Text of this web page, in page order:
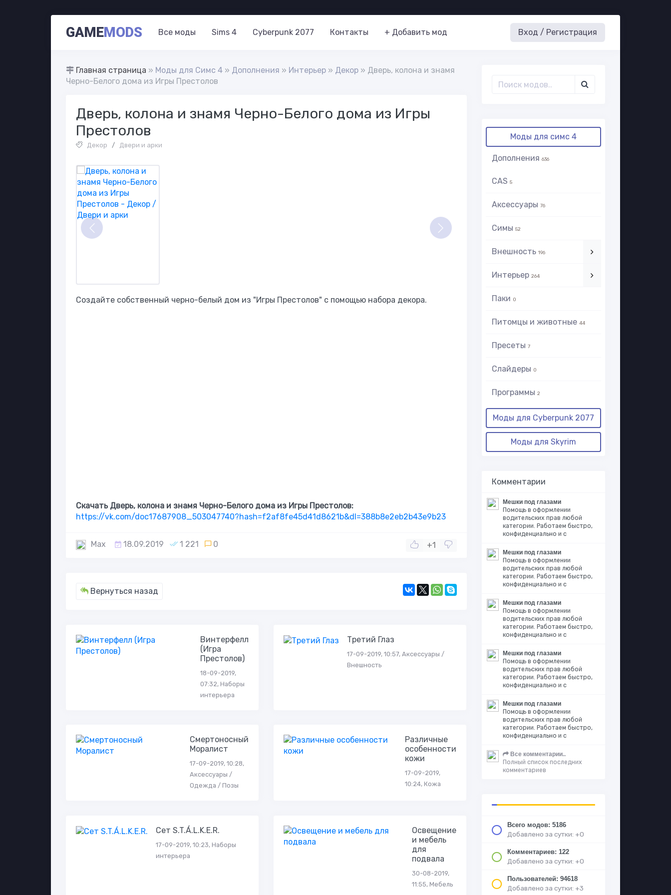
GAMEMODS Все моды Sims 4 Cyberpunk 2077 Контакты + Добавить мод Вход / Регистрация
Главная страница » Моды для Симс 4 » Дополнения » Интерьер » Декор » Дверь, колона и знамя
Черно-Белого дома из Игры Престолов
Дверь, колона и знамя Черно-Белого дома из Игры
Престолов
Декор / Двери и арки
Создайте собственный черно-белый дом из "Игры Престолов" с помощью набора декора.
Скачать Дверь, колона и знамя Черно-Белого дома из Игры Престолов:
https://vk.com/doc17687908_503047740?hash=f2af8fe45d41d8621b&dl=388b8e2eb2b43e9b23
Max 18.09.2019 1 221 0 +1
Вернуться назад
Винтерфелл
(Игра
Престолов)
18-09-2019,
07:32, Наборы
интерьера
Третий Глаз
17-09-2019, 10:57, Аксессуары /
Внешность
Смертоносный
Моралист
17-09-2019, 10:28,
Аксессуары /
Одежда / Позы
Различные
особенности
кожи
17-09-2019,
10:24, Кожа
Сет S.T.Á.L.K.E.R.
17-09-2019, 10:23, Наборы
интерьера
Освещение
и мебель
для
подвала
30-08-2019,
11:55, Мебель
Моды для симс 4
Дополнения 636
CAS 5
Аксессуары 76
Симы 52
Внешность 196
Интерьер 264
Паки 0
Питомцы и животные 44
Пресеты 7
Слайдеры 0
Программы 2
Моды для Cyberpunk 2077
Моды для Skyrim
Комментарии
Мешки под глазами
Помощь в оформлении
водительских прав любой
категории. Работаем быстро,
конфиденциально и с
Мешки под глазами
Помощь в оформлении
водительских прав любой
категории. Работаем быстро,
конфиденциально и с
Мешки под глазами
Помощь в оформлении
водительских прав любой
категории. Работаем быстро,
конфиденциально и с
Мешки под глазами
Помощь в оформлении
водительских прав любой
категории. Работаем быстро,
конфиденциально и с
Мешки под глазами
Помощь в оформлении
водительских прав любой
категории. Работаем быстро,
конфиденциально и с
Все комментарии..
Полный список последних
комментариев
Всего модов: 5186
Добавлено за сутки: +0
Комментариев: 122
Добавлено за сутки: +0
Пользователей: 94618
Добавлено за сутки: +3